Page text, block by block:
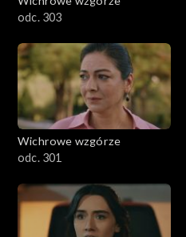
odc. 303
Wichrowe wzgórze
odc. 301